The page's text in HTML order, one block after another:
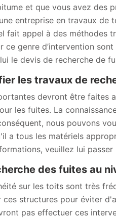
et que vous avez des
entreprise en travaux
fait appel à des méthodes
ce genre d’intervention
le devis de recherche de
les travaux de
devront être faites
les fuites. La
nous pouvons
a tous les matériels
veuillez lui
des fuites au
sur les toits sont très
structures pour éviter
pas effectuer ces